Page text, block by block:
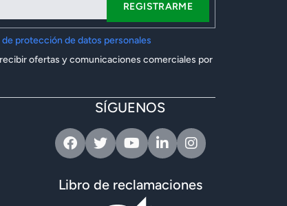
REGISTRARME
de protección de datos personales
ofertas y comunicaciones comerciales por
SÍGUENOS
FacebookTwitterYoutubeLinkedinInstagram
Libro de reclamaciones